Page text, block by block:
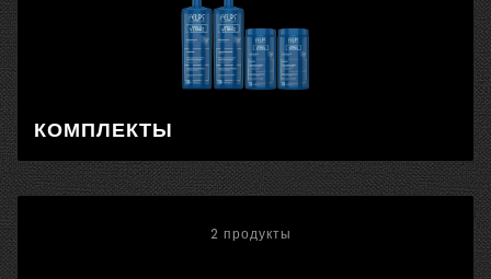
КОМПЛЕКТЫ
2 продукты